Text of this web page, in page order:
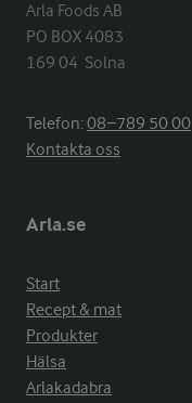
Arla Foods AB
PO BOX 4083
169 04  Solna
Telefon:08−789 50 00
Kontakta oss
Arla.se
Start
Recept & mat
Produkter
Hälsa
Arlakadabra